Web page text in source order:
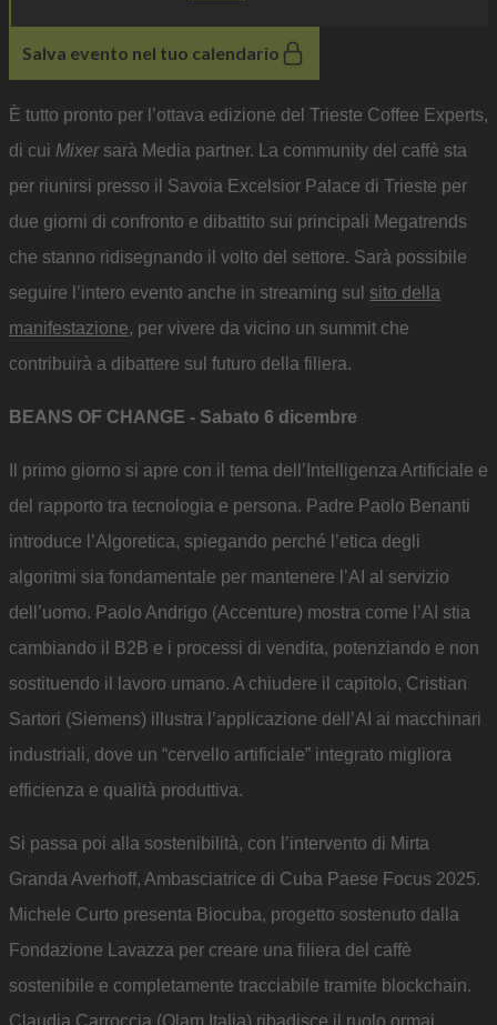
Salva evento nel tuo calendario
È tutto pronto per l’ottava edizione del Trieste Coffee Experts,
di cui Mixer sarà Media partner. La community del caffè sta
per riunirsi presso il Savoia Excelsior Palace di Trieste per
due giorni di confronto e dibattito sui principali Megatrends
che stanno ridisegnando il volto del settore. Sarà possibile
seguire l’intero evento anche in streaming sul sito della
manifestazione, per vivere da vicino un summit che
contribuirà a dibattere sul futuro della filiera.
BEANS OF CHANGE - Sabato 6 dicembre
Il primo giorno si apre con il tema dell’Intelligenza Artificiale e
del rapporto tra tecnologia e persona. Padre Paolo Benanti
introduce l’Algoretica, spiegando perché l’etica degli
algoritmi sia fondamentale per mantenere l’AI al servizio
dell’uomo. Paolo Andrigo (Accenture) mostra come l’AI stia
cambiando il B2B e i processi di vendita, potenziando e non
sostituendo il lavoro umano. A chiudere il capitolo, Cristian
Sartori (Siemens) illustra l’applicazione dell’AI ai macchinari
industriali, dove un “cervello artificiale” integrato migliora
efficienza e qualità produttiva.
Si passa poi alla sostenibilità, con l’intervento di Mirta
Granda Averhoff, Ambasciatrice di Cuba Paese Focus 2025.
Michele Curto presenta Biocuba, progetto sostenuto dalla
Fondazione Lavazza per creare una filiera del caffè
sostenibile e completamente tracciabile tramite blockchain.
Claudia Carroccia (Olam Italia) ribadisce il ruolo ormai